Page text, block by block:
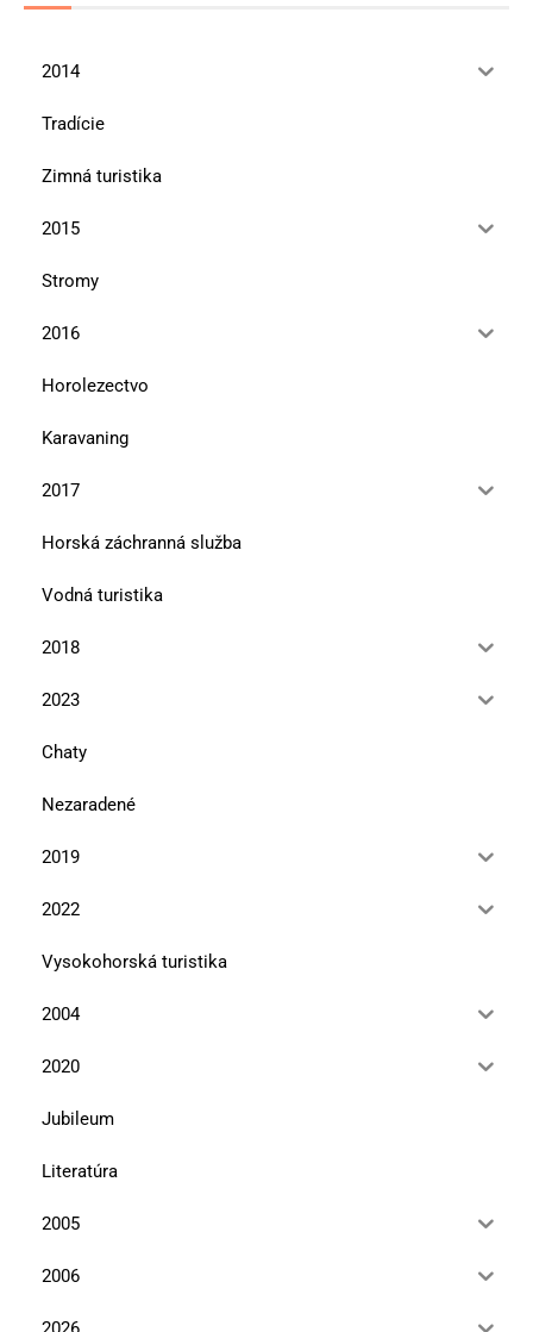
2014
Tradície
Zimná turistika
2015
Stromy
2016
Horolezectvo
Karavaning
2017
Horská záchranná služba
Vodná turistika
2018
2023
Chaty
Nezaradené
2019
2022
Vysokohorská turistika
2004
2020
Jubileum
Literatúra
2005
2006